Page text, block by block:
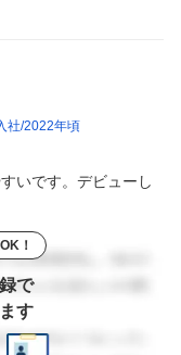
社 2022年頃
いです。デビューし
！
で
す